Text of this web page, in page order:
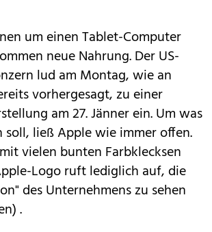
um einenTablet-Computer
neue Nahrung. Der US-
lud am Montag, wie an
vorhergesagt, zu einer
am 27. Jänner ein. Um was
soll, ließ Apple wie immer offen.
vielen bunten Farbklecksen
Logo ruft lediglich auf, die
des Unternehmens zu sehen
.